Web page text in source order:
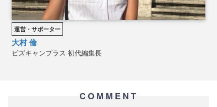
運営・サポーター
大村 倫
ビズキャンプラス 初代編集長
COMMENT